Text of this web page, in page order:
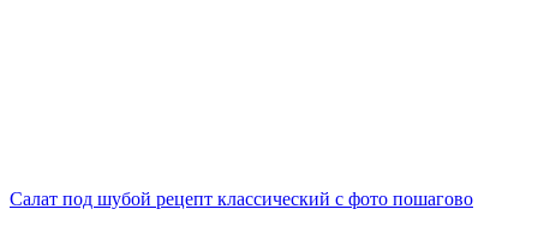
Салат под шубой рецепт классический с фото пошагово